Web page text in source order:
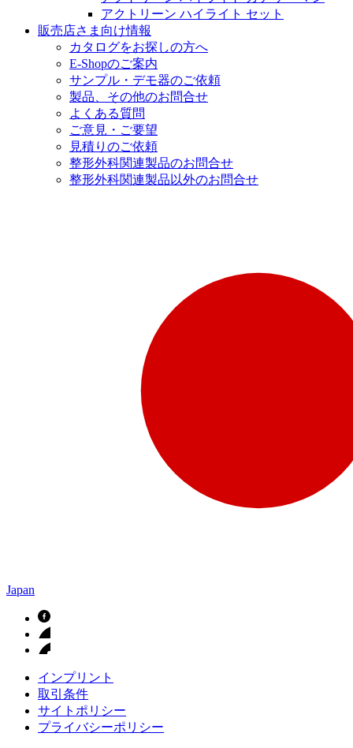
アクトリーン ハイライト セット
販売店さま向け情報
カタログをお探しの方へ
E-Shopのご案内
サンプル・デモ器のご依頼
製品、その他のお問合せ
よくある質問
ご意見・ご要望
見積りのご依頼
整形外科関連製品のお問合せ
整形外科関連製品以外のお問合せ
Japan
インプリント
取引条件
サイトポリシー
プライバシーポリシー